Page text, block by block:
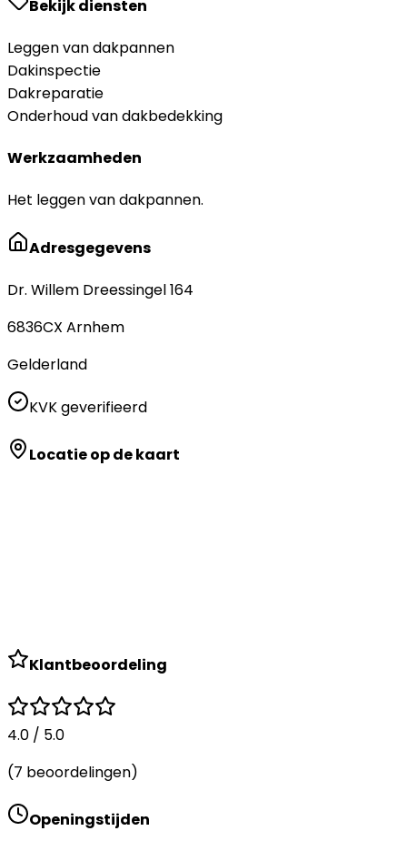
Bekijk diensten
Leggen van dakpannen
Dakinspectie
Dakreparatie
Onderhoud van dakbedekking
Werkzaamheden
Het leggen van dakpannen.
Adresgegevens
Dr. Willem Dreessingel 164
6836CX Arnhem
Gelderland
KVK geverifieerd
Locatie op de kaart
Klantbeoordeling
4.0 / 5.0
(7 beoordelingen)
Openingstijden